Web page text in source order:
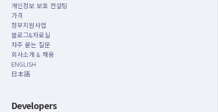
개인정보 보호 컨설팅
가격
정부지원사업
블로그&자료실
자주 묻는 질문
회사소개 & 채용
ENGLISH
日本語
Developers